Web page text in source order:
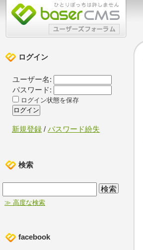
ログイン
ユーザー名:
パスワード:
ログイン状態を保存
新規登録 / パスワード紛失
検索
≫ 高度な検索
facebook